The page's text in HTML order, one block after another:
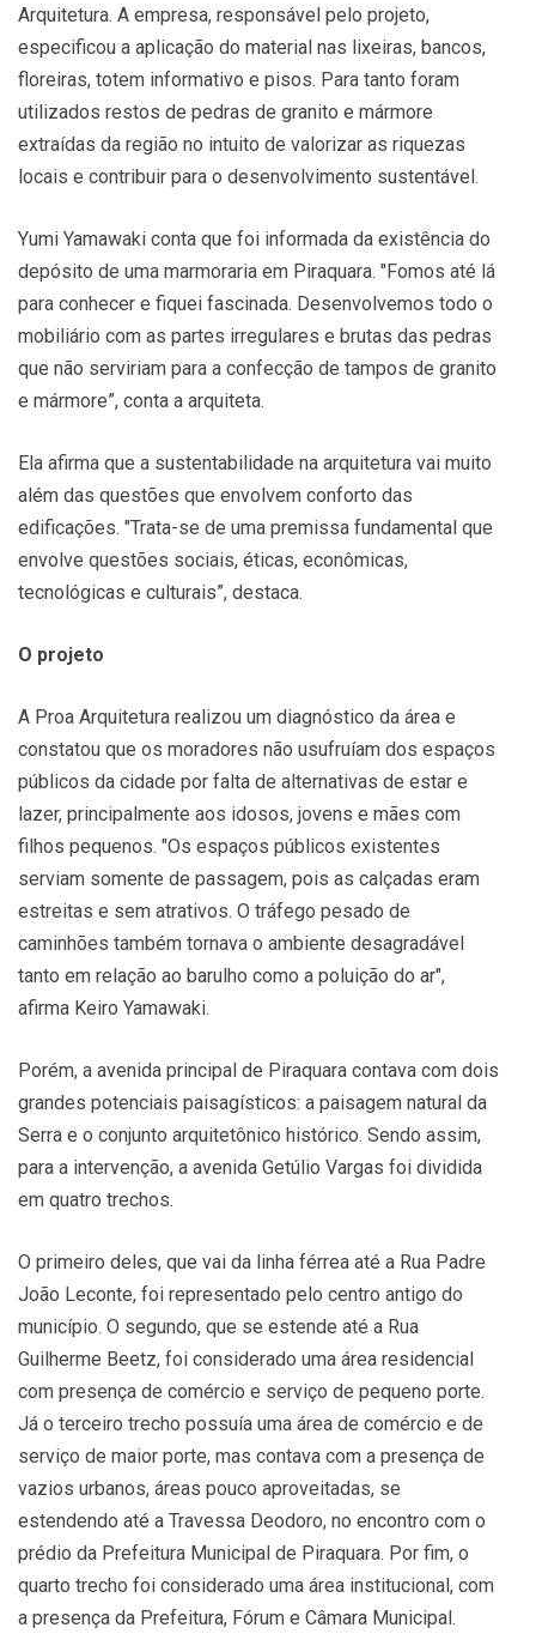
Arquitetura. A empresa, responsável pelo projeto,
especificou a aplicação do material nas lixeiras, bancos,
floreiras, totem informativo e pisos. Para tanto foram
utilizados restos de pedras de granito e mármore
extraídas da região no intuito de valorizar as riquezas
locais e contribuir para o desenvolvimento sustentável.
Yumi Yamawaki conta que foi informada da existência do
depósito de uma marmoraria em Piraquara. "Fomos até lá
para conhecer e fiquei fascinada. Desenvolvemos todo o
mobiliário com as partes irregulares e brutas das pedras
que não serviriam para a confecção de tampos de granito
e mármore”, conta a arquiteta.
Ela afirma que a sustentabilidade na arquitetura vai muito
além das questões que envolvem conforto das
edificações. "Trata-se de uma premissa fundamental que
envolve questões sociais, éticas, econômicas,
tecnológicas e culturais”, destaca.
O projeto
A Proa Arquitetura realizou um diagnóstico da área e
constatou que os moradores não usufruíam dos espaços
públicos da cidade por falta de alternativas de estar e
lazer, principalmente aos idosos, jovens e mães com
filhos pequenos. "Os espaços públicos existentes
serviam somente de passagem, pois as calçadas eram
estreitas e sem atrativos. O tráfego pesado de
caminhões também tornava o ambiente desagradável
tanto em relação ao barulho como a poluição do ar",
afirma Keiro Yamawaki.
Porém, a avenida principal de Piraquara contava com dois
grandes potenciais paisagísticos: a paisagem natural da
Serra e o conjunto arquitetônico histórico. Sendo assim,
para a intervenção, a avenida Getúlio Vargas foi dividida
em quatro trechos.
O primeiro deles, que vai da linha férrea até a Rua Padre
João Leconte, foi representado pelo centro antigo do
município. O segundo, que se estende até a Rua
Guilherme Beetz, foi considerado uma área residencial
com presença de comércio e serviço de pequeno porte.
Já o terceiro trecho possuía uma área de comércio e de
serviço de maior porte, mas contava com a presença de
vazios urbanos, áreas pouco aproveitadas, se
estendendo até a Travessa Deodoro, no encontro com o
prédio da Prefeitura Municipal de Piraquara. Por fim, o
quarto trecho foi considerado uma área institucional, com
a presença da Prefeitura, Fórum e Câmara Municipal.